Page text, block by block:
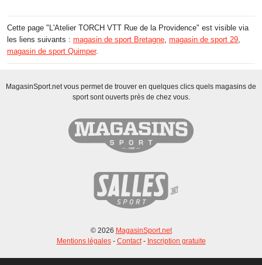
Cette page "L'Atelier TORCH VTT Rue de la Providence" est visible via
les liens suivants : magasin de sport Bretagne, magasin de sport 29,
magasin de sport Quimper.
MagasinSport.net vous permet de trouver en quelques clics quels magasins de
sport sont ouverts près de chez vous.
© 2026 MagasinSport.net
Mentions légales- Contact- Inscription gratuite